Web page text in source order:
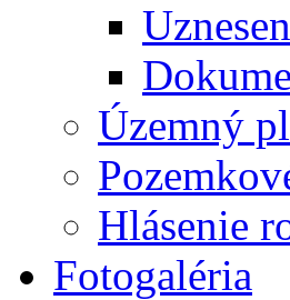
Územný
Hlásenie
Fotogaléria